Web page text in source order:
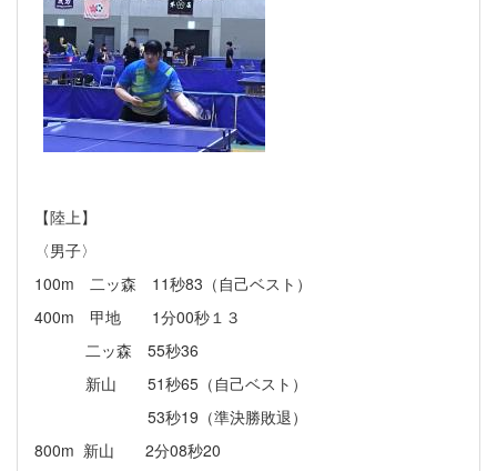
【陸上】
〈男子〉
100m 二ッ森 11秒83（自己ベスト）
400m 甲地 1分00秒１３
二ッ森 55秒36
新山 51秒65（自己ベスト）
53秒19（準決勝敗退）
800m 新山 2分08秒20